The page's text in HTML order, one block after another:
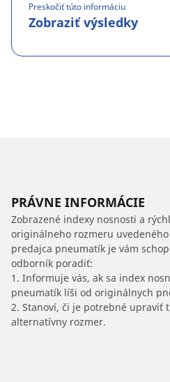
Preskočiť túto informáciu
Zobraziť výsledky
PRÁVNE INFORMÁCIE
Zobrazené indexy nosnosti a
originálneho rozmeru
predajca pneumatík je vám
odborník poradiť:
1. Informuje vás, ak sa index
pneumatík líši od originálnych
2. Stanoví, či je potrebné upraviť
alternatívny rozmer.